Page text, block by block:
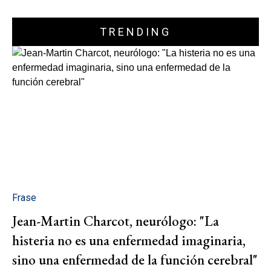
TRENDING
Frase
Jean-Martin Charcot, neurólogo: "La
histeria no es una enfermedad imaginaria,
sino una enfermedad de la función cerebral"